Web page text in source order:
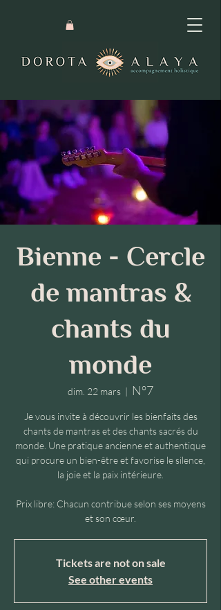
Bienne - Cercle
de mantras &
chants du
monde
dim. 22 mars
  |
N°7
Je vous invite à découvrir les bienfaits des
chants de mantras et des chants sacrés du
monde. Une pratique ancienne et authentique
qui procure un bien-être et favorise le silence,
la joie et la paix intérieure.
Prix libre: Chacun contribue selon ses moyens
et son cœur.
Tickets are not on sale
See other events